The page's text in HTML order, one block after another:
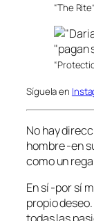
“The
Síguela en
No hay
hombre -en
como un
En sí -por sí
propio